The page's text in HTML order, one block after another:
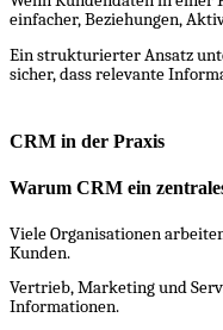
einfacher, Beziehungen,
Ein strukturierter Ansatz
sicher, dass relevante
CRM in der Praxis
Warum CRM ein
Viele Organisationen
Kunden.
Vertrieb, Marketing und
Informationen.